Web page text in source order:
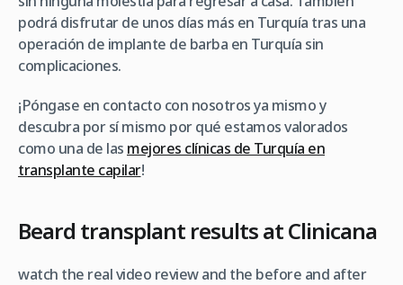
podrá disfrutar de unos días más en Turquía tras una
operación de implante de barba en Turquía sin
complicaciones.
¡Póngase en contacto con nosotros ya mismo y
descubra por sí mismo por qué estamos valorados
como una de las mejores clínicas de Turquía en
transplante capilar!
Beard transplant results at Clinicana
watch the real video review and the before and after